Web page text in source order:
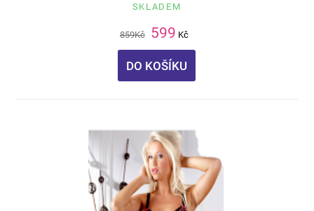
SKLADEM
859Kč 599 Kč
DO KOŠÍKU